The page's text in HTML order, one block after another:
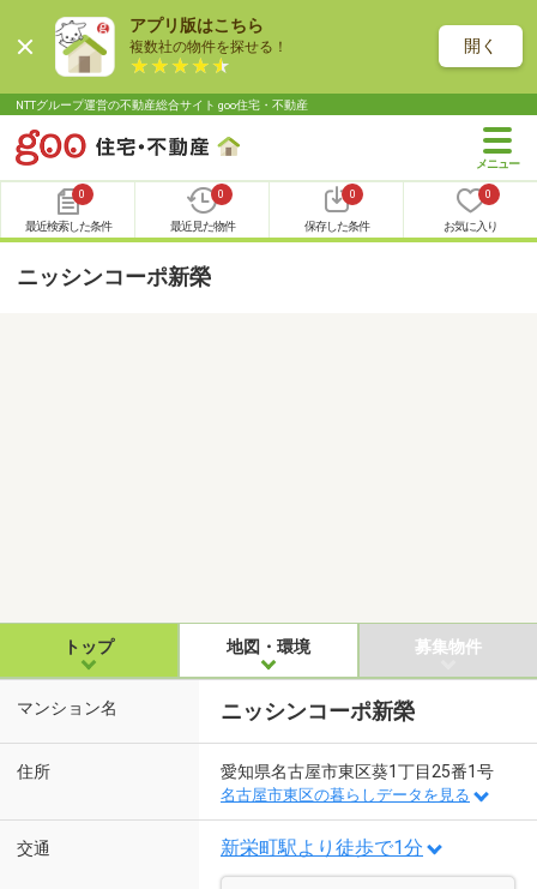
アプリ版はこちら
複数社の物件を探せる！ 開く
NTTグループ運営の不動産総合サイト goo住宅・不動産
0
最近検索した条件
0
最近見た物件
0
保存した条件
0
お気に入り
ニッシンコーポ新榮
トップ 地図・環境 募集物件
マンション名 ニッシンコーポ新榮
住所 愛知県名古屋市東区葵1丁目25番1号
名古屋市東区の暮らしデータを見る
交通 新栄町駅より徒歩で1分